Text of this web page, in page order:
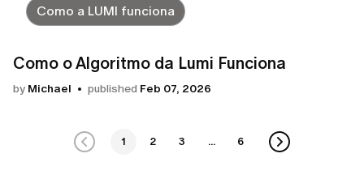
Como a LUMI funciona
Como o Algoritmo da Lumi Funciona
by Michael published Feb 07, 2026
1 2 3 ... 6